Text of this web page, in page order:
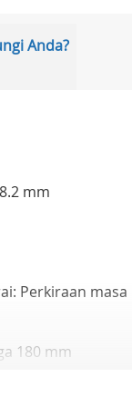
Anda?
mm
Perkiraan masa
180 mm